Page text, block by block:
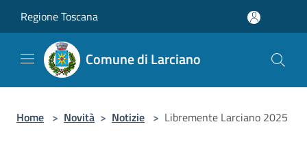
Regione Toscana
Comune di Larciano
Home > Novità > Notizie > Libremente Larciano 2025